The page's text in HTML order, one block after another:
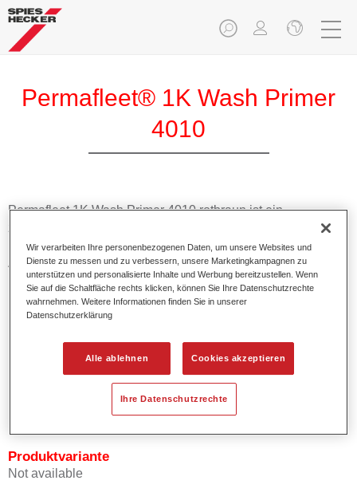
Permafleet® 1K Wash Primer
4010
Permafleet 1K Wash Primer 4010 rotbraun ist ein
zinkchromatfreies 1K Produkt auf Polyvinylbutyral Basis für
NFZ-Lackierungen. Es kann sowohl auf Stahl als auch auf
Aluminium und Verzinkungen eingesetzt werden.
Produktmerkmale
Bietet guten Korrosionsschutz.
Schweißprüfzeugnis vorhanden.
Produktvariante
Not available
Wir verarbeiten Ihre personenbezogenen Daten, um unsere Websites und
Dienste zu messen und zu verbessern, unsere Marketingkampagnen zu
unterstützen und personalisierte Inhalte und Werbung bereitzustellen. Wenn
Sie auf die Schaltfläche rechts klicken, können Sie Ihre Datenschutzrechte
wahrnehmen. Weitere Informationen finden Sie in unserer
Datenschutzerklärung
Alle ablehnen Cookies akzeptieren
Ihre Datenschutzrechte